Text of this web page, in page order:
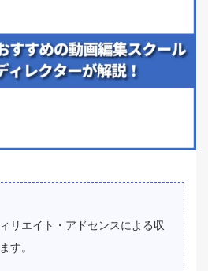
リエイト・アドセンスによる収
す。